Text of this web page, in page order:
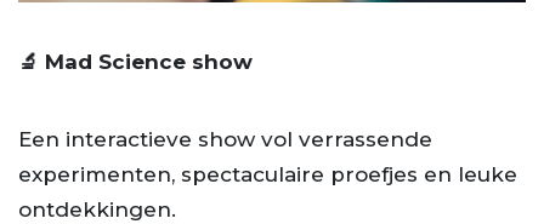
🔬 Mad Science show
Een interactieve show vol verrassende
experimenten, spectaculaire proefjes en leuke
ontdekkingen.